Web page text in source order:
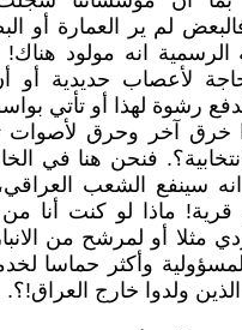
لم ير العمارة أو
الرسمية انه مولود
لأعصاب حديدية
رشوة لهذا أو تأتي
خرق آخر وحرق
فنحن هنا في
سينفع الشعب
ماذا لو كنت أنا
مثلا أو لمرشح من الانبار
وأكثر حماسا
الذين ولدوا خارج العراق!؟.